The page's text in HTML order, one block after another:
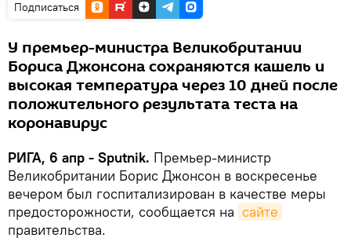
Подписаться
У премьер-министра Великобритании
Бориса Джонсона сохраняются кашель и
высокая температура через 10 дней после
положительного результата теста на
коронавирус
РИГА, 6 апр - Sputnik. Премьер-министр
Великобритании Борис Джонсон в воскресенье
вечером был госпитализирован в качестве меры
предосторожности, сообщается на сайте
правительства.